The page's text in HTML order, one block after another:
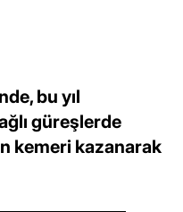
bu yıl
güreşlerde
kemeri kazanarak